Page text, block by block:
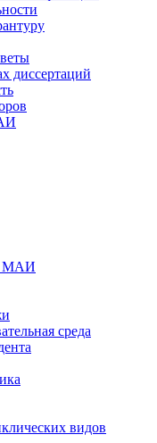
диссертаций
МАИ
среда
видов